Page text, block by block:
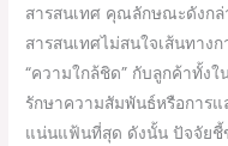
สารสนเทศ คุณลักษณะดังก
สารสนเทศไม่สนใจเส้นทาง
“ความใกล้ชิด” กับลูกค้าทั้ง
รักษาความสัมพันธ์หรือการ
แน่นแฟ้นที่สุด ดังนั้น ปัจจัยชี้